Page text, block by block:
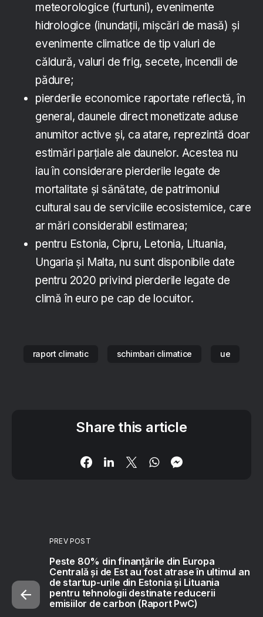
meteorologice (furtuni), evenimente
hidrologice (inundații, mișcări de masă) și
evenimente climatice de tip valuri de
căldură, valuri de frig, secete, incendii de
pădure;
pierderile economice raportate reflectă, în
general, daunele direct monetizate aduse
anumitor active și, ca atare, reprezintă doar
estimări parțiale ale daunelor. Acestea nu
iau în considerare pierderile legate de
mortalitate și sănătate, de patrimoniul
cultural sau de serviciile ecosistemice, care
ar mări considerabil estimarea;
pentru Estonia, Cipru, Letonia, Lituania,
Ungaria și Malta, nu sunt disponibile date
pentru 2020 privind pierderile legate de
climă în euro pe cap de locuitor.
raport climatic schimbari climatice ue
Share this article
PREV POST
Peste 80% din finanțările din Europa
Centrală și de Est au fost atrase în ultimul an
de startup-urile din Estonia și Lituania
pentru tehnologii destinate reducerii
emisiilor de carbon (Raport PwC)